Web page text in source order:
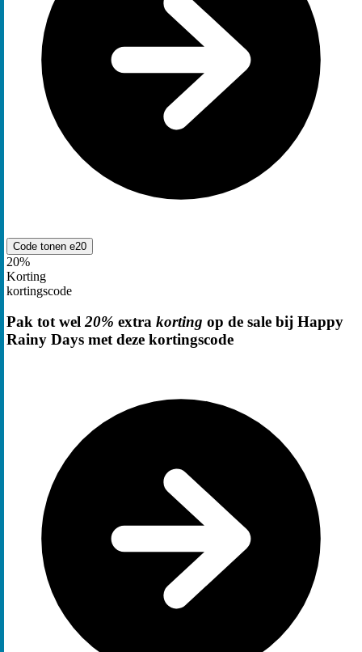
Code tonen e20
20%
Korting
kortingscode
Pak tot wel20% extra korting op de sale bij Happy
Rainy Days met deze kortingscode